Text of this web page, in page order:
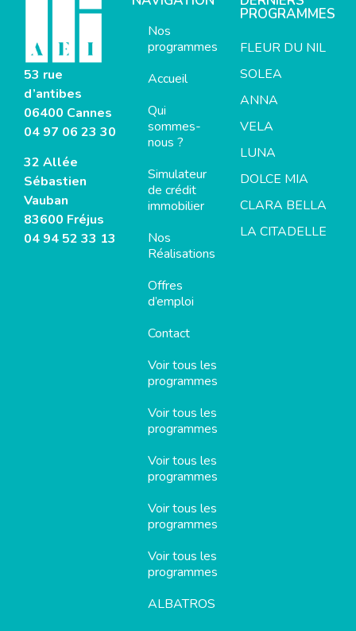
53 rue
d’antibes
06400 Cannes
04 97 06 23 30
32 Allée
Sébastien
Vauban
83600 Fréjus
04 94 52 33 13
Nos
programmes
Accueil
Qui
sommes-
nous ?
Simulateur
de crédit
immobilier
Nos
Réalisations
Offres
d’emploi
Contact
Voir tous les
programmes
Voir tous les
programmes
Voir tous les
programmes
Voir tous les
programmes
Voir tous les
programmes
ALBATROS
PROGRAMMES
FLEUR DU NIL
SOLEA
ANNA
VELA
LUNA
DOLCE MIA
CLARA BELLA
LA CITADELLE